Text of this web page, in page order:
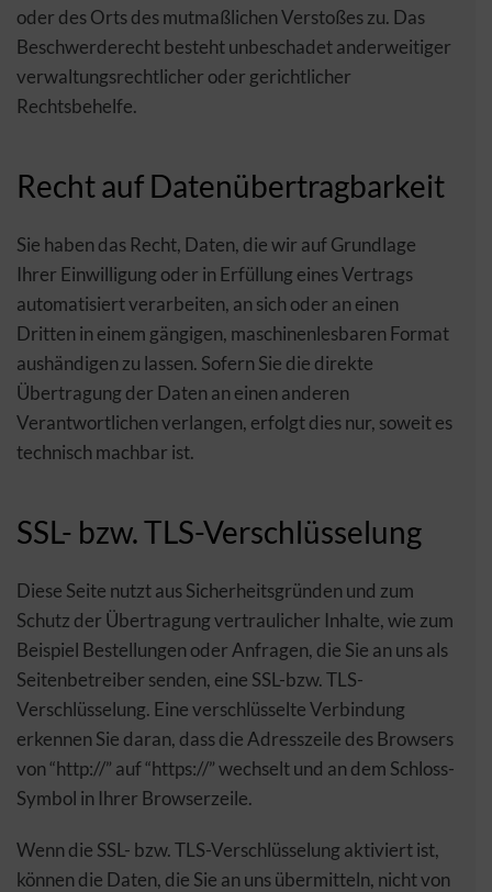
oder des Orts des mutmaßlichen Verstoßes zu. Das
Beschwerderecht besteht unbeschadet anderweitiger
verwaltungsrechtlicher oder gerichtlicher
Rechtsbehelfe.
Recht auf Datenübertragbarkeit
Sie haben das Recht, Daten, die wir auf Grundlage
Ihrer Einwilligung oder in Erfüllung eines Vertrags
automatisiert verarbeiten, an sich oder an einen
Dritten in einem gängigen, maschinenlesbaren Format
aushändigen zu lassen. Sofern Sie die direkte
Übertragung der Daten an einen anderen
Verantwortlichen verlangen, erfolgt dies nur, soweit es
technisch machbar ist.
SSL- bzw. TLS-Verschlüsselung
Diese Seite nutzt aus Sicherheitsgründen und zum
Schutz der Übertragung vertraulicher Inhalte, wie zum
Beispiel Bestellungen oder Anfragen, die Sie an uns als
Seitenbetreiber senden, eine SSL-bzw. TLS-
Verschlüsselung. Eine verschlüsselte Verbindung
erkennen Sie daran, dass die Adresszeile des Browsers
von “http://” auf “https://” wechselt und an dem Schloss-
Symbol in Ihrer Browserzeile.
Wenn die SSL- bzw. TLS-Verschlüsselung aktiviert ist,
können die Daten, die Sie an uns übermitteln, nicht von